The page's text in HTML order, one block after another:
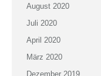
August 2020
Juli 2020
April 2020
März 2020
Dezember 2019